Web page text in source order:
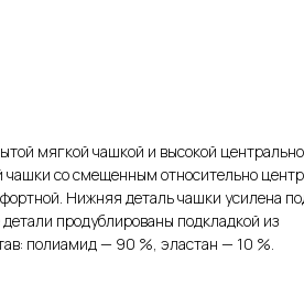
мягкой чашкой и высокой
со смещенным относительно
Нижняя деталь чашки усилена
продублированы подкладкой из
полиамид — 90 %, эластан — 10 %.